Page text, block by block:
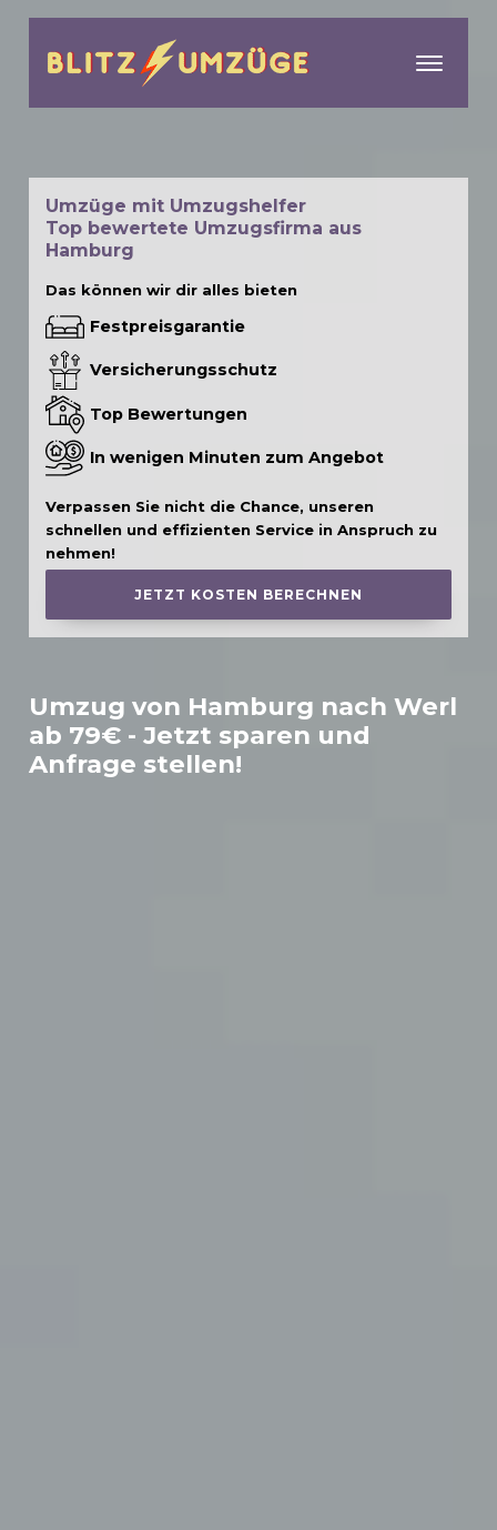
Umzug von Hamburg nach Werl
ab 79€ - Jetzt sparen und
Anfrage stellen!
Umzüge mit Umzugshelfer
Top bewertete Umzugsfirma aus
Hamburg
Das können wir dir alles bieten
Festpreisgarantie
Versicherungsschutz
Top Bewertungen
In wenigen Minuten zum Angebot
Verpassen Sie nicht die Chance, unseren
schnellen und effizienten Service in Anspruch zu
nehmen!
JETZT KOSTEN BERECHNEN